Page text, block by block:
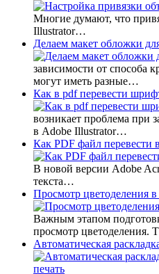
Многие думают, что
Illustrator…
Делаем макет обложки
зависимости от способа
могут иметь разные…
Как в pdf перевести
возникает проблема при
в Adobe Illustrator…
Как PDF файл перевести
В новой версии Adobe
текста…
Просмотр цветоделения
Важным этапом
просмотр цветоделения.
Автоматическая